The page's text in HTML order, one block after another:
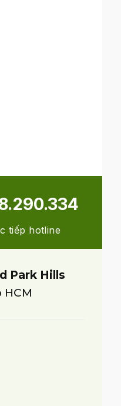
tiếp hotline
Park Hills
HCM